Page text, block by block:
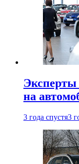
Эксперты
на
3 года спустя3